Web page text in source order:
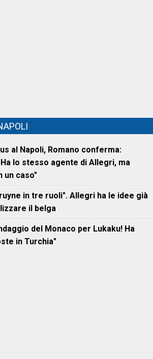
al Napoli, Romano conferma:
lo stesso agente di Allegri, ma
un caso"
in tre ruoli". Allegri ha le idee già
il belga
del Monaco per Lukaku! Ha
in Turchia"